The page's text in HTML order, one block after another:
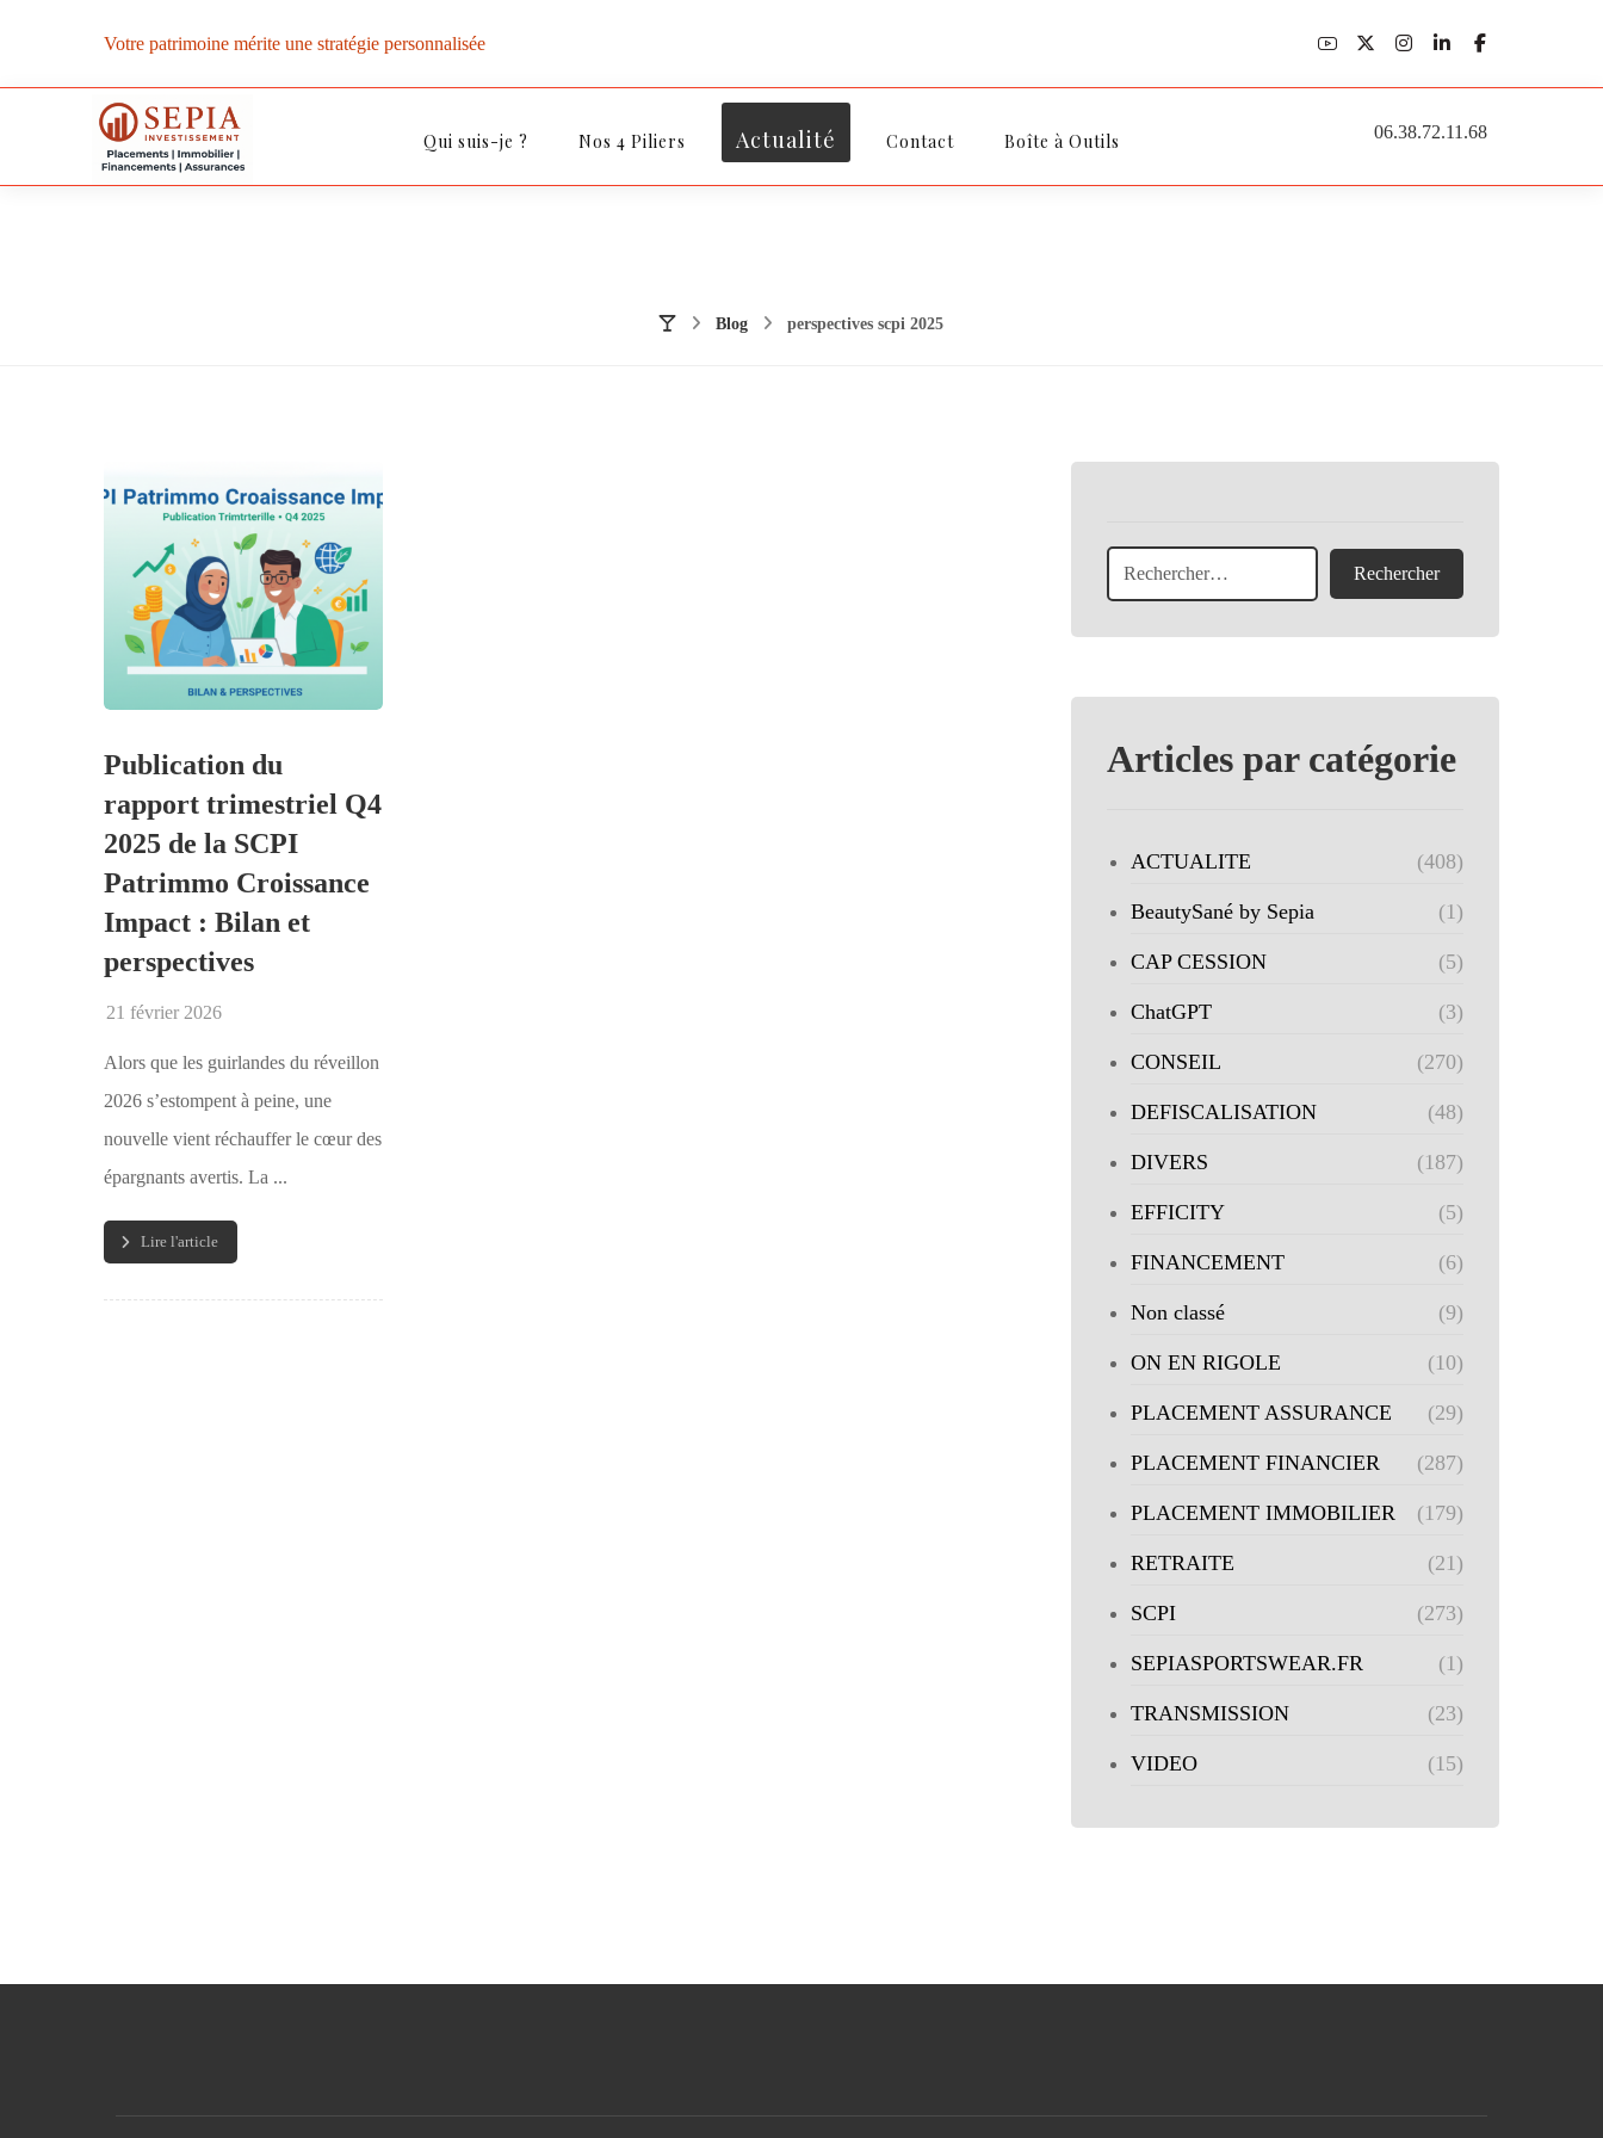
Votre patrimoine mérite une stratégie personnalisée
Qui suis-je ? Nos 4 Piliers Actualité Contact Boîte à Outils 06.38.72.11.68
Blog perspectives scpi 2025
Publication du
rapport trimestriel Q4
2025 de la SCPI
Patrimmo Croissance
Impact : Bilan et
perspectives
21 février 2026
Alors que les guirlandes du réveillon
2026 s’estompent à peine, une
nouvelle vient réchauffer le cœur des
épargnants avertis. La ...
Lire l'article
Articles par catégorie
ACTUALITE (408)
BeautySané by Sepia (1)
CAP CESSION (5)
ChatGPT (3)
CONSEIL (270)
DEFISCALISATION (48)
DIVERS (187)
EFFICITY (5)
FINANCEMENT (6)
Non classé (9)
ON EN RIGOLE (10)
PLACEMENT ASSURANCE (29)
PLACEMENT FINANCIER (287)
PLACEMENT IMMOBILIER (179)
RETRAITE (21)
SCPI (273)
SEPIASPORTSWEAR.FR (1)
TRANSMISSION (23)
VIDEO (15)